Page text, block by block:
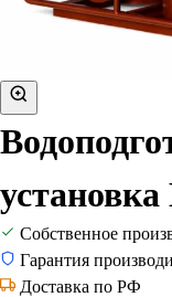
Собственное
Гарантия
Доставка по РФ